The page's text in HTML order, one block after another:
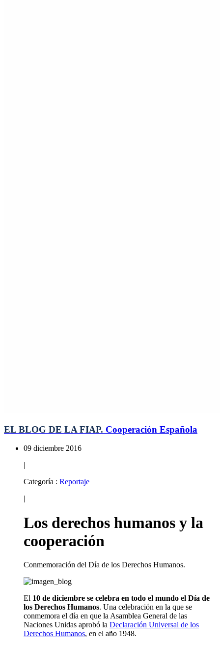
EL BLOG DE LA FIAP. Cooperación Española
09 diciembre 2016
|
Categoría : Reportaje
|
Los derechos humanos y la
cooperación
Conmemoración del Día de los Derechos Humanos.
El 10 de diciembre se celebra en todo el mundo el Día de
los Derechos Humanos. Una celebración en la que se
conmemora el día en que la Asamblea General de las
Naciones Unidas aprobó la Declaración Universal de los
Derechos Humanos, en el año 1948.